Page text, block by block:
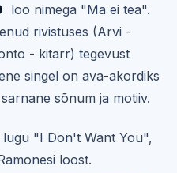
loo nimega "Ma ei tea".
rivistuses (Arvi -
- kitarr) tegevust
singel on ava-akordiks
sõnum ja motiiv.
lugu "I Don't Want You",
loost.